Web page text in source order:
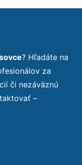
? Hľadáte na
za
či nezáväznú
–